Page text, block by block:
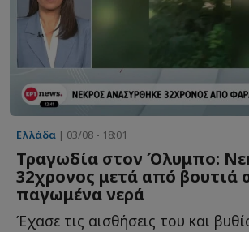
Ελλάδα | 03/08 - 18:01
Τραγωδία στον Όλυμπο:
32χρονος μετά από βουτιά
παγωμένα νερά
Έχασε τις αισθήσεις του και